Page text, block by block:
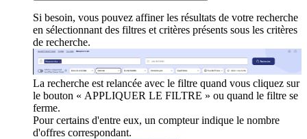
Si besoin, vous pouvez affiner les résultats de votre recherche
en sélectionnant des filtres et critères présents sous les critères
de recherche.
La recherche est relancée avec le filtre quand vous cliquez sur
le bouton « APPLIQUER LE FILTRE » ou quand le filtre se
ferme.
Pour certains d'entre eux, un compteur indique le nombre
d'offres correspondant.